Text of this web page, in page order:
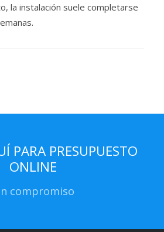
la instalación suele completarse
PARA PRESUPUESTO
ONLINE
compromiso